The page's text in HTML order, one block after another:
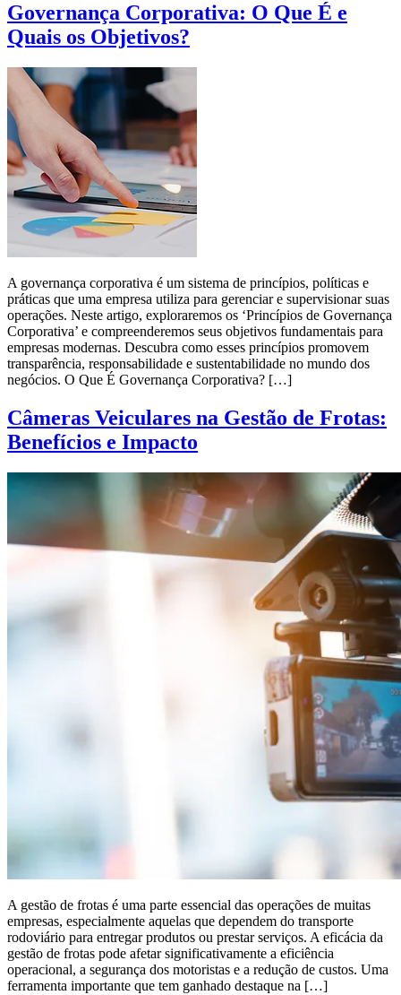
Governança Corporativa: O Que É e
Quais os Objetivos?
A governança corporativa é um sistema de princípios, políticas e
práticas que uma empresa utiliza para gerenciar e supervisionar suas
operações. Neste artigo, exploraremos os ‘Princípios de Governança
Corporativa’ e compreenderemos seus objetivos fundamentais para
empresas modernas. Descubra como esses princípios promovem
transparência, responsabilidade e sustentabilidade no mundo dos
negócios. O Que É Governança Corporativa? […]
Câmeras Veiculares na Gestão de Frotas:
Benefícios e Impacto
A gestão de frotas é uma parte essencial das operações de muitas
empresas, especialmente aquelas que dependem do transporte
rodoviário para entregar produtos ou prestar serviços. A eficácia da
gestão de frotas pode afetar significativamente a eficiência
operacional, a segurança dos motoristas e a redução de custos. Uma
ferramenta importante que tem ganhado destaque na […]